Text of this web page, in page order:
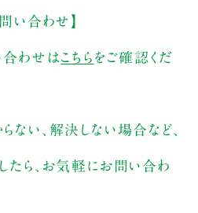
い合わせ】
合わせはこちら をご確認くだ
ない、解決しない場合など、
たら、お気軽にお問い合わ